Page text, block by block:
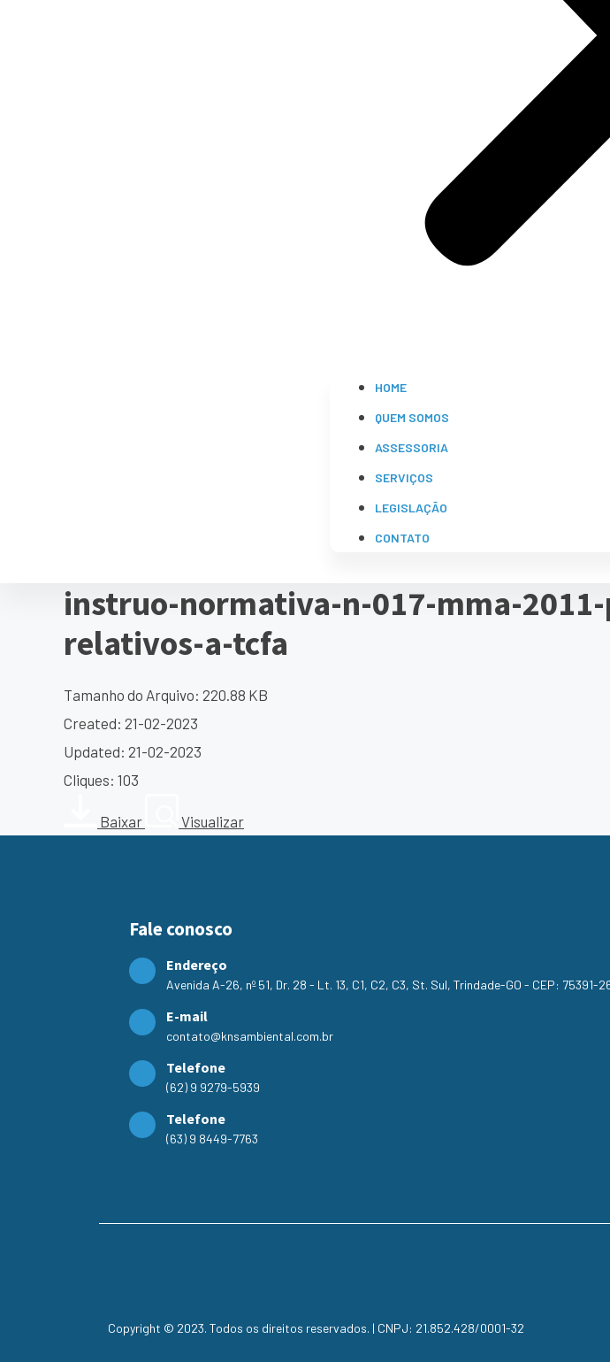
HOME
QUEM SOMOS
ASSESSORIA
SERVIÇOS
LEGISLAÇÃO
CONTATO
instruo-normativa-n-017-mma-
relativos-a-tcfa
Tamanho do Arquivo: 220.88 KB
Created: 21-02-2023
Updated: 21-02-2023
Cliques: 103
Baixar Visualizar
Fale conosco
Endereço
Avenida A-26, nº 51, Dr. 28 - Lt. 13, C1, C2, C3, St. Sul, Trindade-GO - CEP: 75391-
E-mail
contato@knsambiental.com.br
Telefone
(62) 9 9279-5939
Telefone
(63) 9 8449-7763
Copyright © 2023. Todos os direitos reservados. | CNPJ: 21.852.428/0001-32